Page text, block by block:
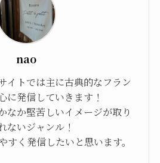
nao
イトでは主に古典的なフラン
に発信していきます！
なか堅苦しいイメージが取り
ないジャンル！
すく発信したいと思います。